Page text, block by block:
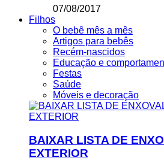
07/08/2017
Filhos
O bebê mês a mês
Artigos para bebês
Recém-nascidos
Educação e
Festas
Saúde
Móveis e decoração
BAIXAR LISTA DE
EXTERIOR